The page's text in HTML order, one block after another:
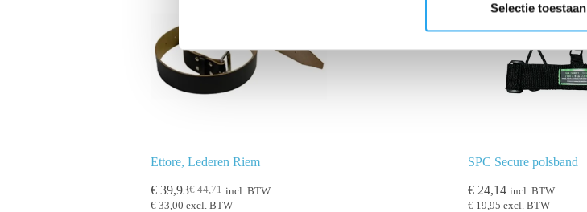
m
i
n
l
c
Selectie toestaan
Ettore, Lederen Riem
€44,71
€ 39,93
incl. BTW
€ 33,00 excl. BTW
SPC Secure polsband
€ 24,14 incl. BTW
€ 19,95 excl. BTW